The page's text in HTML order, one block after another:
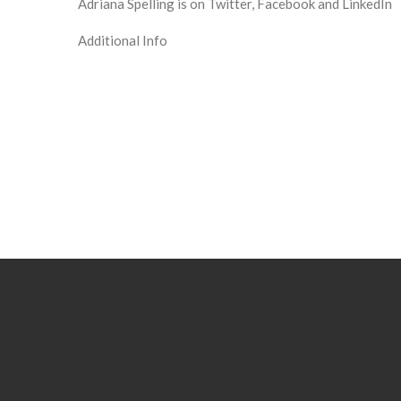
Adriana Spelling is on Twitter, Facebookand LinkedIn
Additional Info